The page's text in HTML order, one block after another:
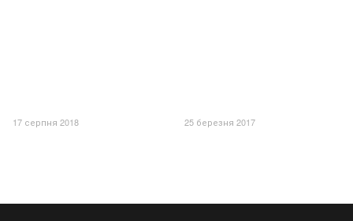
17 серпня 2018 25 березня 2017